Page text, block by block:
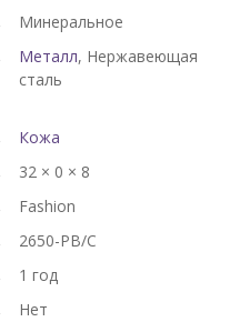
Минеральное
Металл, Нержавеющая
сталь
Кожа
32 × 0 × 8
Fashion
2650-РВ/С
1 год
Нет